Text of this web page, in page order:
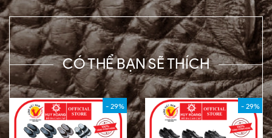
CÓ THỂ BẠN SẼ THÍCH
- 29% - 29%